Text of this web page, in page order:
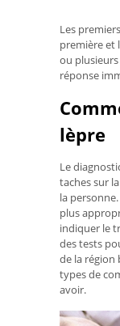
Les
première et
ou
réponse
lèpre
Le
taches sur
la
plus
indiquer le
des tests
de la région
types de
avoir.